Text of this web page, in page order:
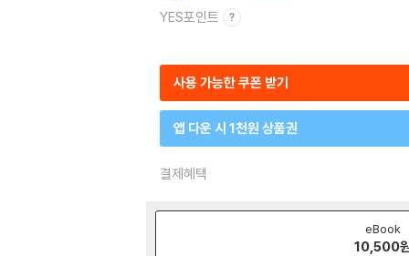
YES포인트
사용 가능한 쿠폰 받기
앱 다운 시 1천원 상품권
결제혜택
eBook
10,500